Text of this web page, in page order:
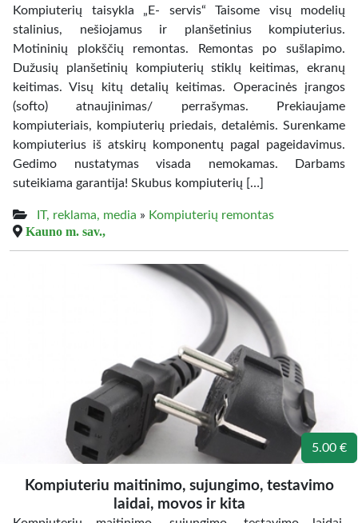
Kompiuterių taisykla „E- servis“ Taisome visų modelių
stalinius, nešiojamus ir planšetinius kompiuterius.
Motininių plokščių remontas. Remontas po sušlapimo.
Dužusių planšetinių kompiuterių stiklų keitimas, ekranų
keitimas. Visų kitų detalių keitimas. Operacinės įrangos
(softo) atnaujinimas/ perrašymas. Prekiaujame
kompiuteriais, kompiuterių priedais, detalėmis. Surenkame
kompiuterius iš atskirų komponentų pagal pageidavimus.
Gedimo nustatymas visada nemokamas. Darbams
suteikiama garantija! Skubus kompiuterių […]
IT, reklama, media » Kompiuterių remontas
Kauno m. sav.,
5.00 €
Kompiuteriu maitinimo, sujungimo, testavimo
laidai, movos ir kita